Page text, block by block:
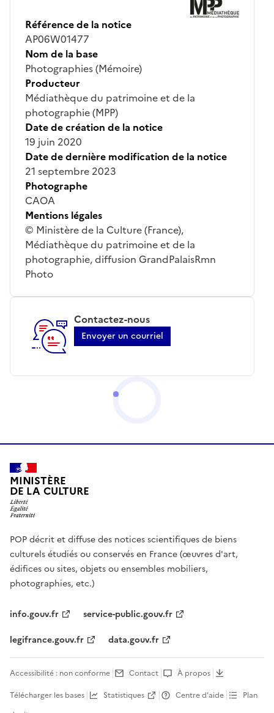
Référence de la notice
AP06W01477
Nom de la base
Photographies (Mémoire)
Producteur
Médiathèque du patrimoine et de la
photographie (MPP)
Date de création de la notice
19 juin 2020
Date de dernière modification de la notice
21 septembre 2023
Photographe
CAOA
Mentions légales
© Ministère de la Culture (France),
Médiathèque du patrimoine et de la
photographie, diffusion GrandPalaisRmn
Photo
Contactez-nous
Envoyer un courriel
MINISTÈRE
DE LA CULTURE
POP décrit et diffuse des notices scientifiques de biens
culturels étudiés ou conservés en France (œuvres d'art,
édifices ou sites, objets ou ensembles mobiliers,
photographies, etc.)
info.gouv.fr
service-public.gouv.fr
legifrance.gouv.fr
data.gouv.fr
Accessibilité : non conforme Contact
À propos
Télécharger les bases
Statistiques Centre d’aide
Plan